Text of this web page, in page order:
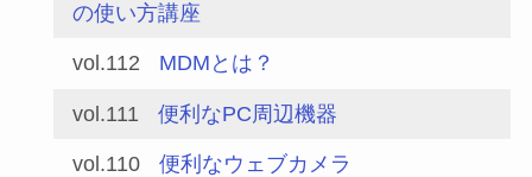
の使い方講座
vol.112 MDMとは？
vol.111 便利なPC周辺機器
vol.110 便利なウェブカメラ